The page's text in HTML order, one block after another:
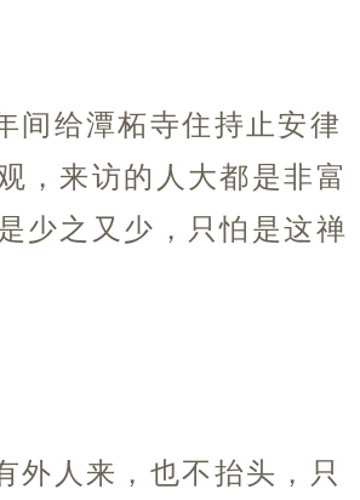
间给潭柘寺住持止安律
，来访的人大都是非富
少之又少，只怕是这禅
外人来，也不抬头，只